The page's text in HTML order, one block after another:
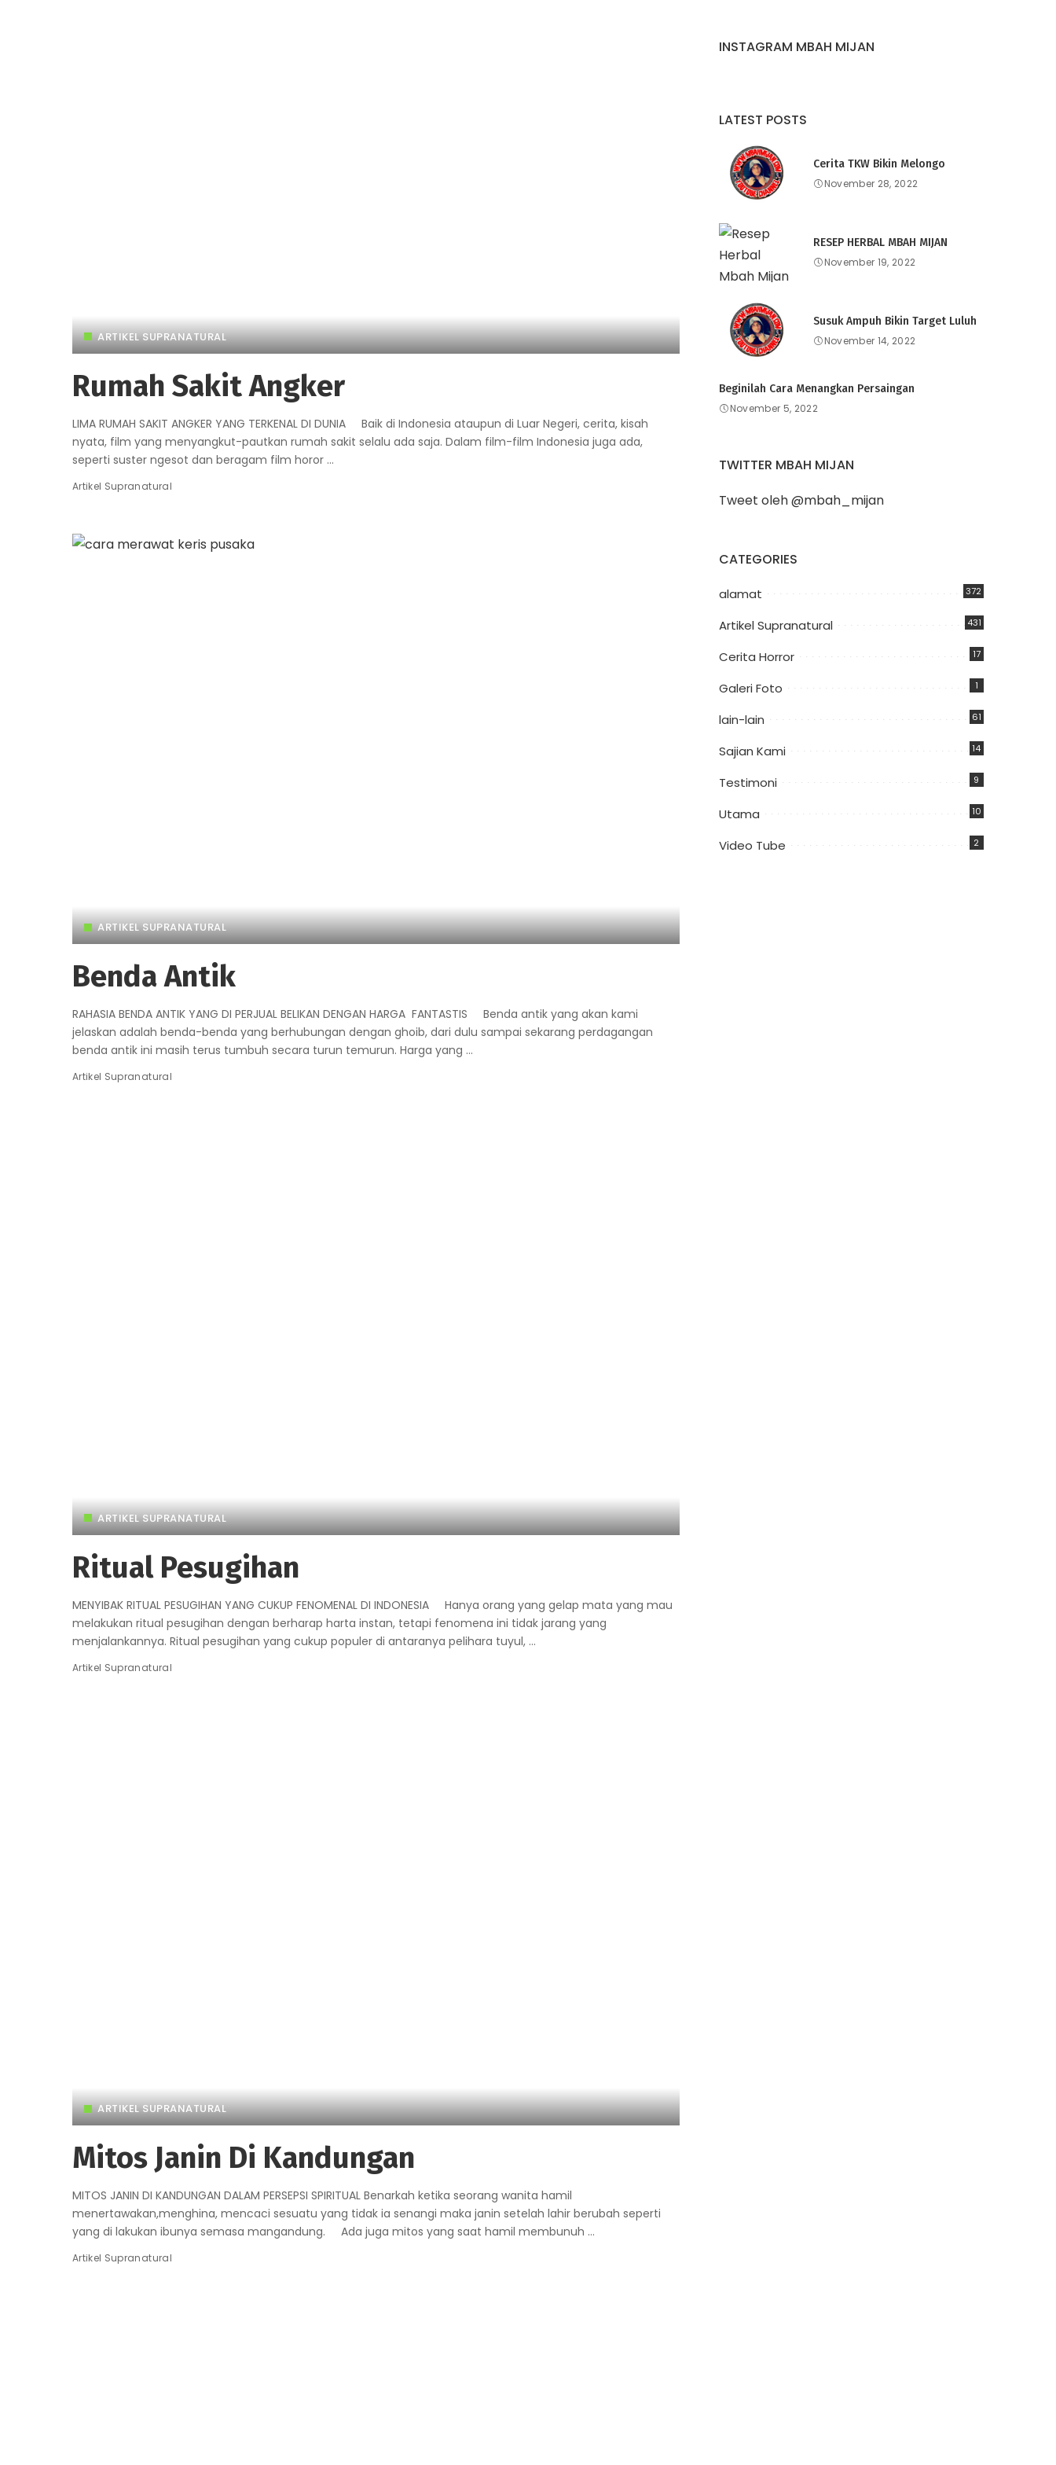
ARTIKEL SUPRANATURAL
Rumah Sakit Angker
LIMA RUMAH SAKIT ANGKER YANG TERKENAL DI DUNIA Baik di Indonesia ataupun di Luar Negeri, cerita, kisah
nyata, film yang menyangkut-pautkan rumah sakit selalu ada saja. Dalam film-film Indonesia juga ada,
seperti suster ngesot dan beragam film horor ...
Artikel Supranatural
ARTIKEL SUPRANATURAL
Benda Antik
RAHASIA BENDA ANTIK YANG DI PERJUAL BELIKAN DENGAN HARGA FANTASTIS Benda antik yang akan kami
jelaskan adalah benda-benda yang berhubungan dengan ghoib, dari dulu sampai sekarang perdagangan
benda antik ini masih terus tumbuh secara turun temurun. Harga yang ...
Artikel Supranatural
ARTIKEL SUPRANATURAL
Ritual Pesugihan
MENYIBAK RITUAL PESUGIHAN YANG CUKUP FENOMENAL DI INDONESIA Hanya orang yang gelap mata yang mau
melakukan ritual pesugihan dengan berharap harta instan, tetapi fenomena ini tidak jarang yang
menjalankannya. Ritual pesugihan yang cukup populer di antaranya pelihara tuyul, ...
Artikel Supranatural
ARTIKEL SUPRANATURAL
Mitos Janin Di Kandungan
MITOS JANIN DI KANDUNGAN DALAM PERSEPSI SPIRITUAL Benarkah ketika seorang wanita hamil
menertawakan,menghina, mencaci sesuatu yang tidak ia senangi maka janin setelah lahir berubah seperti
yang di lakukan ibunya semasa mangandung. Ada juga mitos yang saat hamil membunuh ...
Artikel Supranatural
INSTAGRAM MBAH MIJAN
LATEST POSTS
Cerita TKW Bikin Melongo
November 28, 2022
RESEP HERBAL MBAH MIJAN
November 19, 2022
Susuk Ampuh Bikin Target Luluh
November 14, 2022
Beginilah Cara Menangkan Persaingan
November 5, 2022
TWITTER MBAH MIJAN
Tweet oleh @mbah_mijan
CATEGORIES
alamat 372
Artikel Supranatural 431
Cerita Horror 17
Galeri Foto 1
lain-lain 61
Sajian Kami 14
Testimoni 9
Utama 10
Video Tube 2